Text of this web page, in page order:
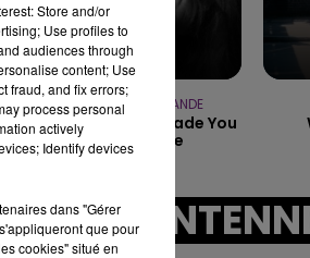
ARIANA GRANDE
Hate That I Made You
Love Me
A
Store and/or
Use profiles to
audiences through
content; Use
fraud, and fix errors;
process personal
actively
Identify devices
dans "Gérer
que pour
cookies" situé en